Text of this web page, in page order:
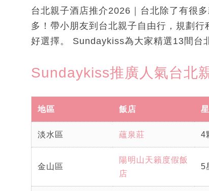
台北親子酒店推介2026｜台北除了有很
多！帶小朋友到台北親子自由行，規劃
好選擇。 Sundaykiss為大家精選13間台
Sundaykiss推廣人氣台北
地區 飯店
淡水區 蘊泉莊 4
金山區
陽明山天籟度假飯
店
5